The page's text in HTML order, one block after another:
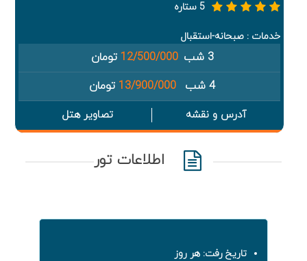
5 ستاره
خدمات : صبحانه-استقبال
3 شب 12/500/000 تومان
4 شب
13/900/000 تومان
آدرس و نقشه تصاویر هتل
اطلاعات تور
تاریخ رفت: هر روز